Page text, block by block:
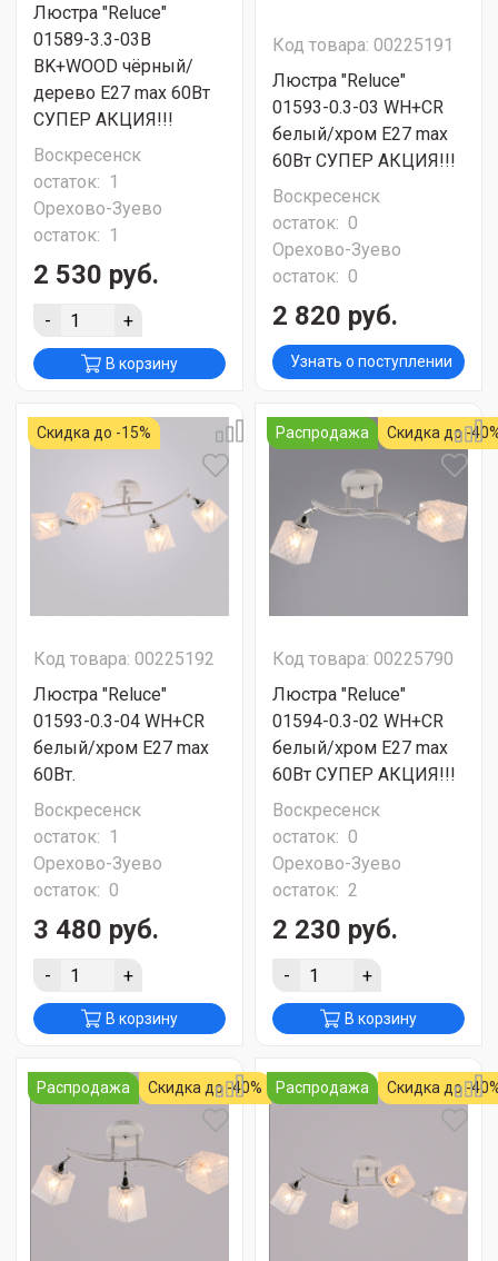
Люстра "Reluce"
01589-3.3-03B
BK+WOOD чёрный/
дерево Е27 max 60Вт
СУПЕР АКЦИЯ!!!
Воскресенск
остаток: 1
Орехово-Зуево
остаток: 1
2 530 руб.
- +
В корзину
Код товара: 00225191
Люстра "Reluce"
01593-0.3-03 WH+CR
белый/хром Е27 max
60Вт СУПЕР АКЦИЯ!!!
Воскресенск
остаток: 0
Орехово-Зуево
остаток: 0
2 820 руб.
Узнать о поступлении
Скидка до -15%
Код товара: 00225192
Люстра "Reluce"
01593-0.3-04 WH+CR
белый/хром Е27 max
60Вт.
Воскресенск
остаток: 1
Орехово-Зуево
остаток: 0
3 480 руб.
- +
В корзину
Распродажа Скидка до -
Код товара: 00225790
Люстра "Reluce"
01594-0.3-02 WH+CR
белый/хром Е27 max
60Вт СУПЕР АКЦИЯ!!!
Воскресенск
остаток: 0
Орехово-Зуево
остаток: 2
2 230 руб.
- +
В корзину
Распродажа Скидка до -40% Распродажа Скидка до -